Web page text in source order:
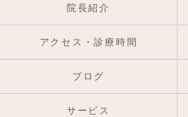
院長紹介
アクセス・診療時間
ブログ
サービス